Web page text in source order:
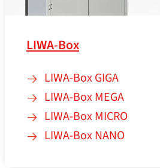
LIWA-Box
LIWA-Box GIGA
LIWA-Box MEGA
LIWA-Box MICRO
LIWA-Box NANO